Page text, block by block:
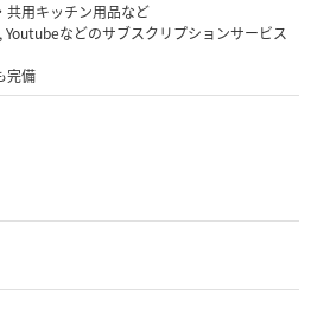
共用キッチン用品など
などのサブスクリプションサービス
完備